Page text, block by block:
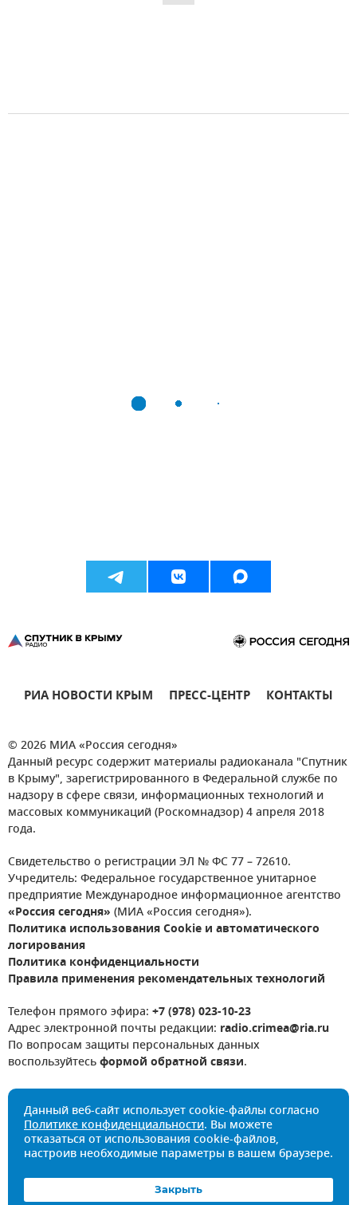
РИА НОВОСТИ КРЫМ ПРЕСС-ЦЕНТР КОНТАКТЫ
© 2026 МИА «Россия сегодня»
Данный ресурс содержит материалы радиоканала "Спутник
в Крыму", зарегистрированного в Федеральной службе по
надзору в сфере связи, информационных технологий и
массовых коммуникаций (Роскомнадзор) 4 апреля 2018
года.
Свидетельство о регистрации ЭЛ № ФС 77 – 72610.
Учредитель: Федеральное государственное унитарное
предприятие Международное информационное агентство
«Россия сегодня» (МИА «Россия сегодня»).
Политика использования Cookie и автоматического
логирования
Политика конфиденциальности
Правила применения рекомендательных технологий
Телефон прямого эфира: +7 (978) 023-10-23
Адрес электронной почты редакции: radio.crimea@ria.ru
По вопросам защиты персональных данных
воспользуйтесьформой обратной связи.
Данный веб-сайт использует cookie-файлы согласно
Политике конфиденциальности. Вы можете
отказаться от использования cookie-файлов,
настроив необходимые параметры в вашем браузере.
Закрыть